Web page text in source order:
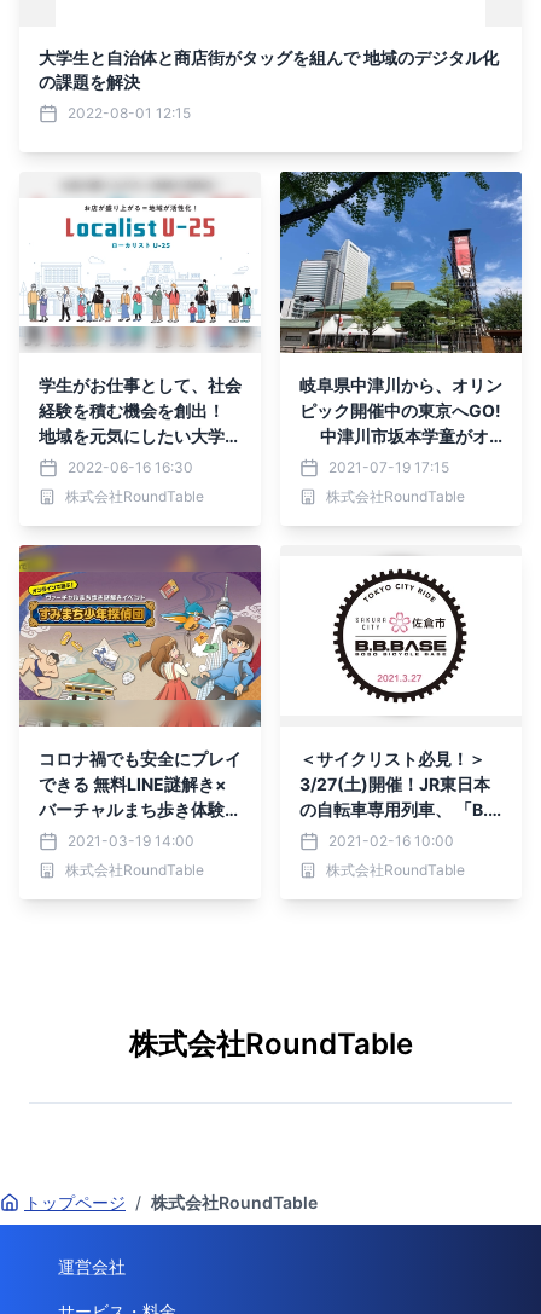
大学生と自治体と商店街がタッグを組んで 地域のデジタル化
の課題を解決
2022-08-01 12:15
学生がお仕事として、社会
経験を積む機会を創出！
地域を元気にしたい大学生
が、お店の課題解決をサポ
ートする 「Localist U-2
5」プロジェクトが6月か
2022-06-16 16:30
株式会社RoundTable
岐阜県中津川から、オリン
ピック開催中の東京へGO!
中津川市坂本学童がオ
ンラインで楽しむ 親子遠
足の実施を8月8日(日)に
決定！
2021-07-19 17:15
株式会社RoundTable
コロナ禍でも安全にプレイ
できる 無料LINE謎解き×
バーチャルまち歩き体験！
『すみまち少年探偵団』の
「天空花」編が、3月20日
10時解禁！！
2021-03-19 14:00
株式会社RoundTable
＜サイクリスト必見！＞
3/27(土)開催！JR東日本
の自転車専用列車、 「B.
B.BASE」モニターライド
に、60名様をご招待！
2021-02-16 10:00
株式会社RoundTable
株式会社RoundTable
トップページ / 株式会社RoundTable
運営会社